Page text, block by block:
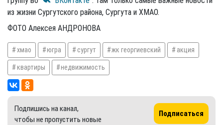
из жизни Сургутского района, Сургута и ХМАО.
ФОТО Алексея АНДРОНОВА
хмао югра сургут жк георгиевский акция
квартиры недвижимость
Подпишись на канал,
чтобы не пропустить новые
Подписаться